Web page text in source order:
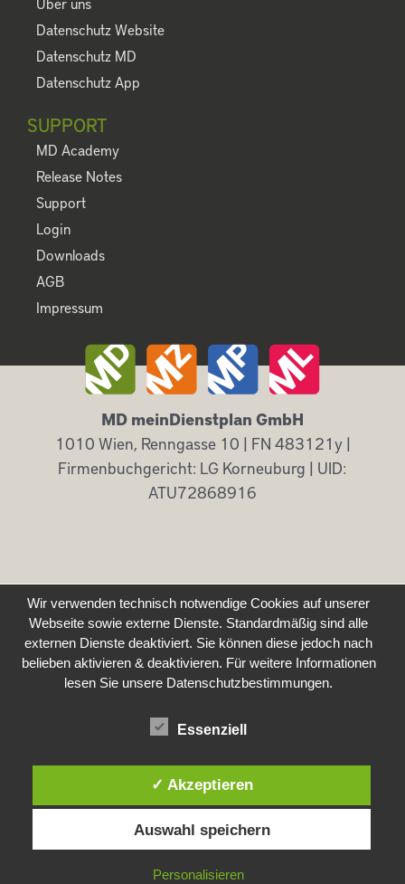
Datenschutz Website
Datenschutz MD
Datenschutz App
SUPPORT
MD Academy
Release Notes
Support
Login
Downloads
AGB
Impressum
MD meinDienstplan GmbH
1010 Wien, Renngasse 10 | FN 483121y |
Firmenbuchgericht: LG Korneuburg | UID:
ATU72868916
Wir verwenden technisch notwendige Cookies auf unserer
Webseite sowie externe Dienste. Standardmäßig sind alle
externen Dienste deaktiviert. Sie können diese jedoch nach
belieben aktivieren & deaktivieren. Für weitere Informationen
lesen Sie unsere Datenschutzbestimmungen.
Essenziell
✓ Akzeptieren
Auswahl speichern
Personalisieren